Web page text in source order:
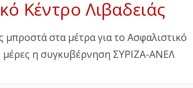
Κέντρο Λιβαδειάς
στα μέτρα για το Ασφαλιστικό
μέρες η συγκυβέρνηση ΣΥΡΙΖΑ-ΑΝΕΛ